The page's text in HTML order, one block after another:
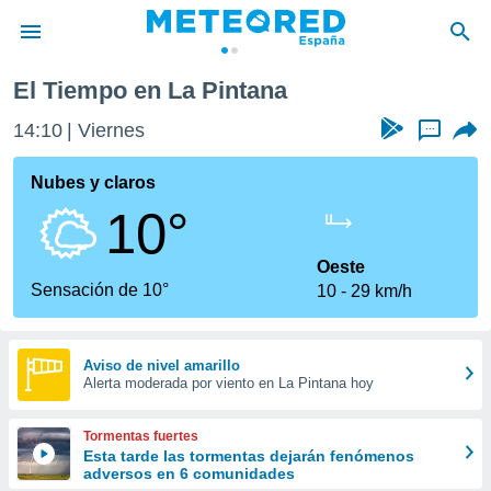
de
por
que se
calidad.
a este
las
y
digital
basada
El Tiempo en La Pintana
14:10 Viernes ...
Nubes y claros
10°
Sensación de 10°
Oeste
10
29 km/h
Aviso de nivel amarillo
Alerta moderada por viento en La Pintana hoy
Tormentas fuertes
Esta tarde las tormentas dejarán fenómenos
adversos en 6 comunidades